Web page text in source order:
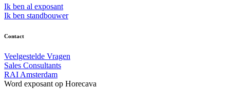
Ik ben al exposant
Ik ben standbouwer
Contact
Veelgestelde Vragen
Sales Consultants
RAI Amsterdam
Word exposant op Horecava